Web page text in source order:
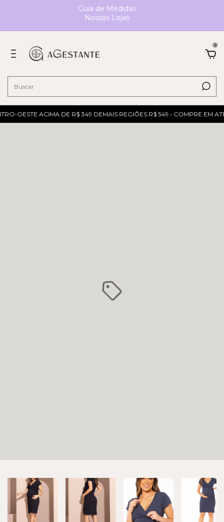
Guia de Medidas
Nossas Lojas
0
OESTE ACIMA DE R$ 349 DEMAIS REGIÕES R$ 549 • COMPRE EM